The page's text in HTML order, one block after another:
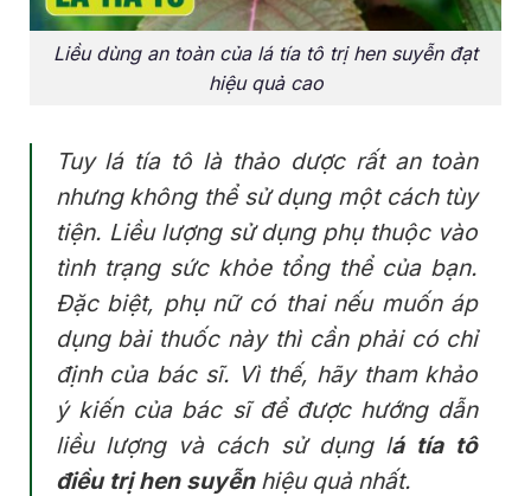
Liều dùng an toàn của lá tía tô trị hen suyễn đạt
hiệu quả cao
Tuy lá tía tô là thảo dược rất an toàn
nhưng không thể sử dụng một cách tùy
tiện. Liều lượng sử dụng phụ thuộc vào
tình trạng sức khỏe tổng thể của bạn.
Đặc biệt, phụ nữ có thai nếu muốn áp
dụng bài thuốc này thì cần phải có chỉ
định của bác sĩ. Vì thế, hãy tham khảo
ý kiến của bác sĩ để được hướng dẫn
liều lượng và cách sử dụng lá tía tô
điều trị hen suyễnhiệu quả nhất.